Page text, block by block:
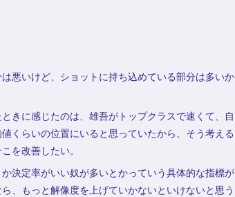
悪いけど、ショットに持ち込めている部分は多いか
きに感じたのは、雄吾がトップクラスで速くて、自
くらいの位置にいると思っていたから、そう考える
を改善したい。
決定率がいい奴が多いとかっていう具体的な指標が
、もっと解像度を上げていかないといけないと思う